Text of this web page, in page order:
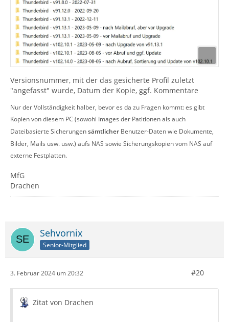
Versionsnummer, mit der das gesicherte Profil zuletzt
"angefasst" wurde, Datum der Kopie, ggf. Kommentare
Nur der Vollständigkeit halber, bevor es da zu Fragen kommt: es gibt
Kopien von diesem PC (sowohl Images der Patitionen als auch
Dateibasierte Sicherungen sämtlicher Benutzer-Daten wie Dokumente,
Bilder, Mails usw. usw.) aufs NAS sowie Sicherungskopien vom NAS auf
externe Festplatten.
MfG
Drachen
Sehvornix
Senior-Mitglied
3. Februar 2024 um 20:32 #20
Zitat von Drachen